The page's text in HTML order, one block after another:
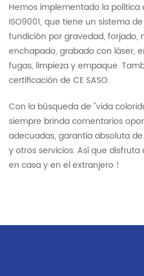
Hemos implementado la
ISO9001, que tiene un sistema
fundición por gravedad, forjado,
enchapado, grabado con láser,
fugas, limpieza y empaque.
certificación de CE SASO.
Con la búsqueda de "vida
siempre brinda comentarios
adecuadas, garantía absoluta
y otros servicios. Así que
en casa y en el extranjero！